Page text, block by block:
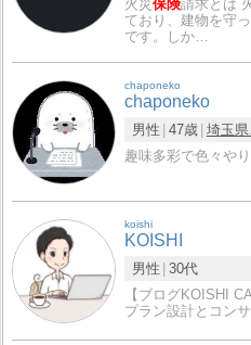
火災保険請求とは
ており、建物を守
です。しか…
chaponeko
chaponeko
男性 47歳 埼玉県
趣味多彩で色々や
koishi
KOISHI
男性 30代
【ブログKOISHI
プラン設計とコン